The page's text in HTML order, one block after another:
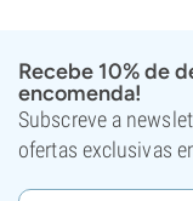
Recebe 10% de
encomenda!
Subscreve a
ofertas exclusivas